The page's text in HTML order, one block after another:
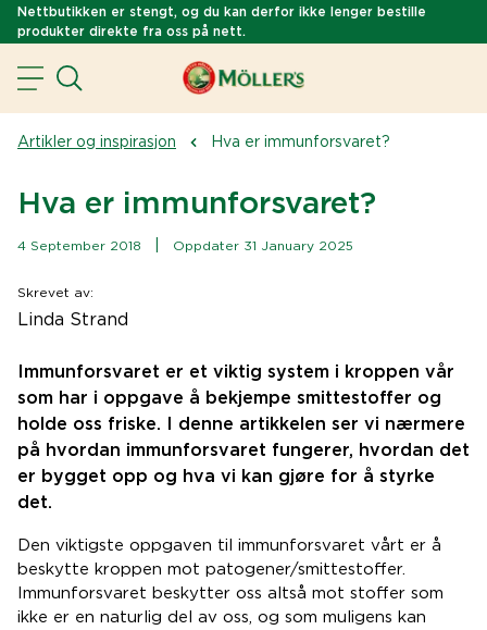
Nettbutikken er stengt, og du kan derfor ikke lenger bestille
produkter direkte fra oss på nett.
Artikler og inspirasjon Hva er immunforsvaret?
Hva er immunforsvaret?
4 September 2018 Oppdater 31 January 2025
Skrevet av:
Linda Strand
Immunforsvaret er et viktig system i kroppen vår
som har i oppgave å bekjempe smittestoffer og
holde oss friske. I denne artikkelen ser vi nærmere
på hvordan immunforsvaret fungerer, hvordan det
er bygget opp og hva vi kan gjøre for å styrke
det.
Den viktigste oppgaven til immunforsvaret vårt er å
beskytte kroppen mot patogener/smittestoffer.
Immunforsvaret beskytter oss altså mot stoffer som
ikke er en naturlig del av oss, og som muligens kan